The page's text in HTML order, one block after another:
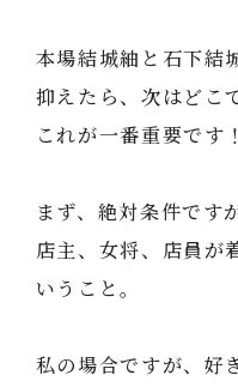
本場結城紬と石下結
抑えたら、次はどこ
これが一番重要です！
まず、絶対条件です
店主、女将、店員が
いうこと。
私の場合ですが、好